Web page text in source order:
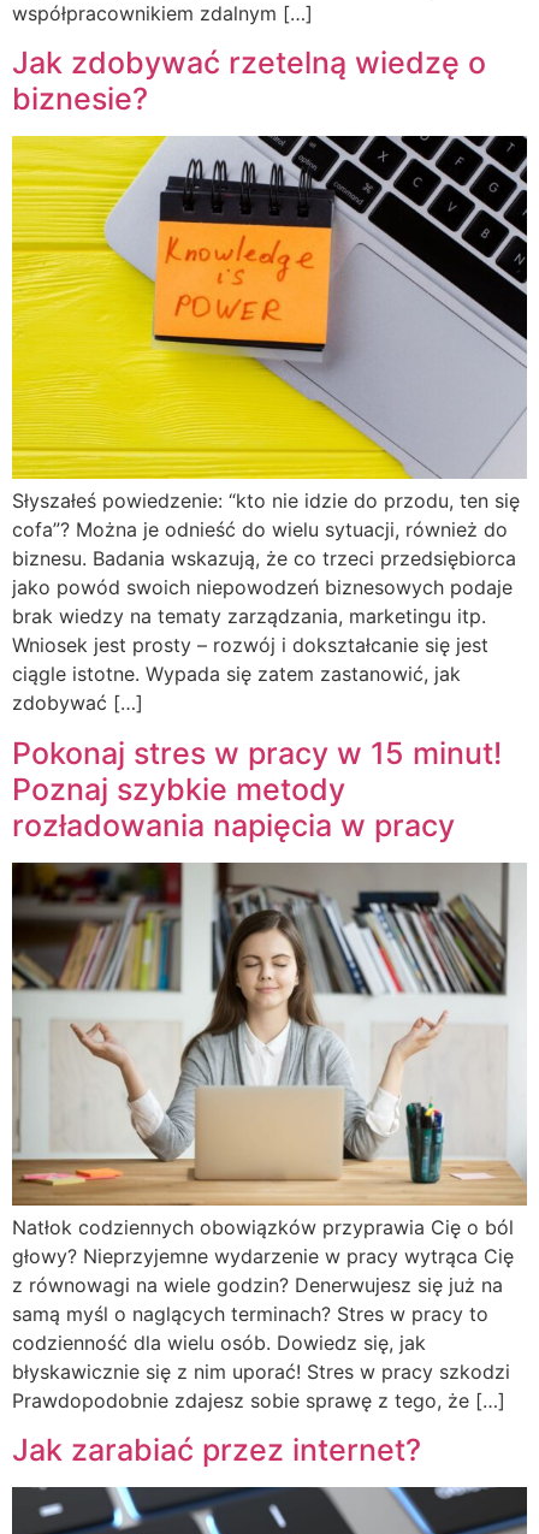
współpracownikiem zdalnym […]
Jak zdobywać rzetelną wiedzę o
biznesie?
Słyszałeś powiedzenie: “kto nie idzie do przodu, ten się
cofa”? Można je odnieść do wielu sytuacji, również do
biznesu. Badania wskazują, że co trzeci przedsiębiorca
jako powód swoich niepowodzeń biznesowych podaje
brak wiedzy na tematy zarządzania, marketingu itp.
Wniosek jest prosty – rozwój i dokształcanie się jest
ciągle istotne. Wypada się zatem zastanowić, jak
zdobywać […]
Pokonaj stres w pracy w 15 minut!
Poznaj szybkie metody
rozładowania napięcia w pracy
Natłok codziennych obowiązków przyprawia Cię o ból
głowy? Nieprzyjemne wydarzenie w pracy wytrąca Cię
z równowagi na wiele godzin? Denerwujesz się już na
samą myśl o naglących terminach? Stres w pracy to
codzienność dla wielu osób. Dowiedz się, jak
błyskawicznie się z nim uporać! Stres w pracy szkodzi
Prawdopodobnie zdajesz sobie sprawę z tego, że […]
Jak zarabiać przez internet?